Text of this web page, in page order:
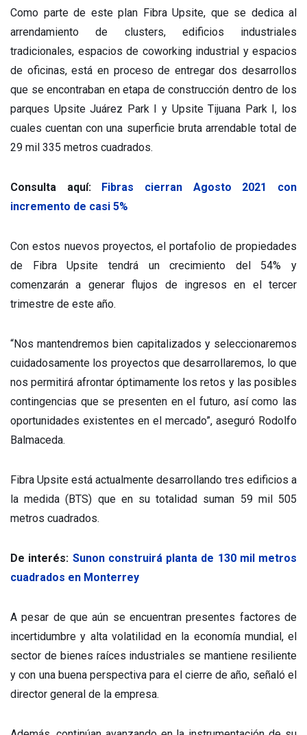
Como parte de este plan Fibra Upsite, que se dedica al
arrendamiento de clusters, edificios industriales
tradicionales, espacios de coworking industrial y espacios
de oficinas, está en proceso de entregar dos desarrollos
que se encontraban en etapa de construcción dentro de los
parques Upsite Juárez Park I y Upsite Tijuana Park I, los
cuales cuentan con una superficie bruta arrendable total de
29 mil 335 metros cuadrados.
Consulta aquí: Fibras cierran Agosto 2021 con
incremento de casi 5%
Con estos nuevos proyectos, el portafolio de propiedades
de Fibra Upsite tendrá un crecimiento del 54% y
comenzarán a generar flujos de ingresos en el tercer
trimestre de este año.
“Nos mantendremos bien capitalizados y seleccionaremos
cuidadosamente los proyectos que desarrollaremos, lo que
nos permitirá afrontar óptimamente los retos y las posibles
contingencias que se presenten en el futuro, así como las
oportunidades existentes en el mercado”, aseguró Rodolfo
Balmaceda.
Fibra Upsite está actualmente desarrollando tres edificios a
la medida (BTS) que en su totalidad suman 59 mil 505
metros cuadrados.
De interés: Sunon construirá planta de 130 mil metros
cuadrados en Monterrey
A pesar de que aún se encuentran presentes factores de
incertidumbre y alta volatilidad en la economía mundial, el
sector de bienes raíces industriales se mantiene resiliente
y con una buena perspectiva para el cierre de año, señaló el
director general de la empresa.